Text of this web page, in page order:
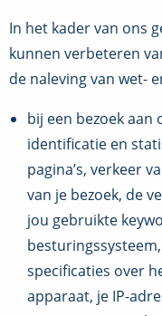
In het kader van ons
kunnen verbeteren
de naleving van wet-
bij een bezoek aan
identificatie en
pagina’s, verkeer
van je bezoek, de
jou gebruikte
specificaties over
apparaat, je IP-